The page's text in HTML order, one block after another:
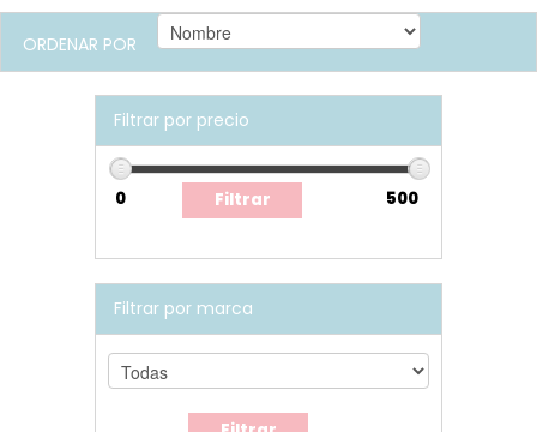
ORDENAR POR
Filtrar por precio
Filtrar por marca